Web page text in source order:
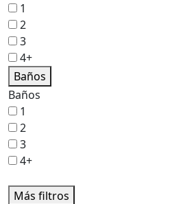
1
2
3
4+
Baños
Baños
1
2
3
4+
Más filtros